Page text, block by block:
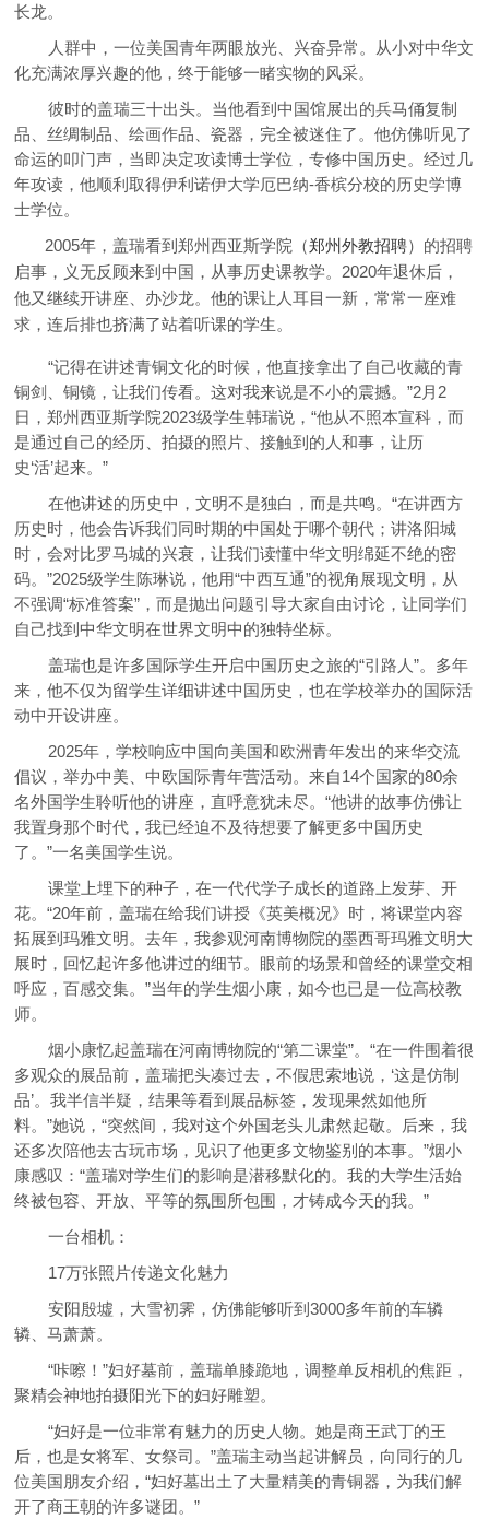
长龙。
人群中，一位美国青年两眼放光、兴奋异常。从小对中华文
化充满浓厚兴趣的他，终于能够一睹实物的风采。
彼时的盖瑞三十出头。当他看到中国馆展出的兵马俑复制
品、丝绸制品、绘画作品、瓷器，完全被迷住了。他仿佛听见了
命运的叩门声，当即决定攻读博士学位，专修中国历史。经过几
年攻读，他顺利取得伊利诺伊大学厄巴纳-香槟分校的历史学博
士学位。
2005年，盖瑞看到郑州西亚斯学院（郑州外教招聘）的招聘
启事，义无反顾来到中国，从事历史课教学。2020年退休后，
他又继续开讲座、办沙龙。他的课让人耳目一新，常常一座难
求，连后排也挤满了站着听课的学生。
“记得在讲述青铜文化的时候，他直接拿出了自己收藏的青
铜剑、铜镜，让我们传看。这对我来说是不小的震撼。”2月2
日，郑州西亚斯学院2023级学生韩瑞说，“他从不照本宣科，而
是通过自己的经历、拍摄的照片、接触到的人和事，让历
史‘活’起来。”
在他讲述的历史中，文明不是独白，而是共鸣。“在讲西方
历史时，他会告诉我们同时期的中国处于哪个朝代；讲洛阳城
时，会对比罗马城的兴衰，让我们读懂中华文明绵延不绝的密
码。”2025级学生陈琳说，他用“中西互通”的视角展现文明，从
不强调“标准答案”，而是抛出问题引导大家自由讨论，让同学们
自己找到中华文明在世界文明中的独特坐标。
盖瑞也是许多国际学生开启中国历史之旅的“引路人”。多年
来，他不仅为留学生详细讲述中国历史，也在学校举办的国际活
动中开设讲座。
2025年，学校响应中国向美国和欧洲青年发出的来华交流
倡议，举办中美、中欧国际青年营活动。来自14个国家的80余
名外国学生聆听他的讲座，直呼意犹未尽。“他讲的故事仿佛让
我置身那个时代，我已经迫不及待想要了解更多中国历史
了。”一名美国学生说。
课堂上埋下的种子，在一代代学子成长的道路上发芽、开
花。“20年前，盖瑞在给我们讲授《英美概况》时，将课堂内容
拓展到玛雅文明。去年，我参观河南博物院的墨西哥玛雅文明大
展时，回忆起许多他讲过的细节。眼前的场景和曾经的课堂交相
呼应，百感交集。”当年的学生烟小康，如今也已是一位高校教
师。
烟小康忆起盖瑞在河南博物院的“第二课堂”。“在一件围着很
多观众的展品前，盖瑞把头凑过去，不假思索地说，‘这是仿制
品’。我半信半疑，结果等看到展品标签，发现果然如他所
料。”她说，“突然间，我对这个外国老头儿肃然起敬。后来，我
还多次陪他去古玩市场，见识了他更多文物鉴别的本事。”烟小
康感叹：“盖瑞对学生们的影响是潜移默化的。我的大学生活始
终被包容、开放、平等的氛围所包围，才铸成今天的我。”
一台相机：
17万张照片传递文化魅力
安阳殷墟，大雪初霁，仿佛能够听到3000多年前的车辚
辚、马萧萧。
“咔嚓！”妇好墓前，盖瑞单膝跪地，调整单反相机的焦距，
聚精会神地拍摄阳光下的妇好雕塑。
“妇好是一位非常有魅力的历史人物。她是商王武丁的王
后，也是女将军、女祭司。”盖瑞主动当起讲解员，向同行的几
位美国朋友介绍，“妇好墓出土了大量精美的青铜器，为我们解
开了商王朝的许多谜团。”